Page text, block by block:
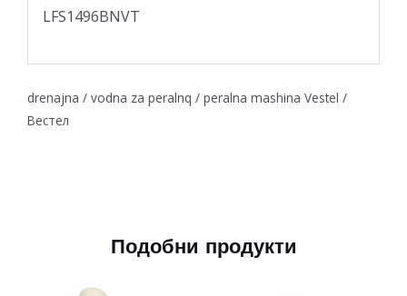
LFS1496BNVT
drenajna / vodna za peralnq / peralna mashina Vestel /
Вестел
Подобни продукти